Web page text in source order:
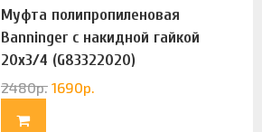
Муфта полипропиленовая
Banninger с накидной гайкой
20х3/4 (G83322020)
2480р. 1690р.